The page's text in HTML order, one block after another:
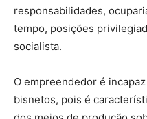
responsabilidades,
tempo, posições
socialista.
O empreendedor é
bisnetos, pois é